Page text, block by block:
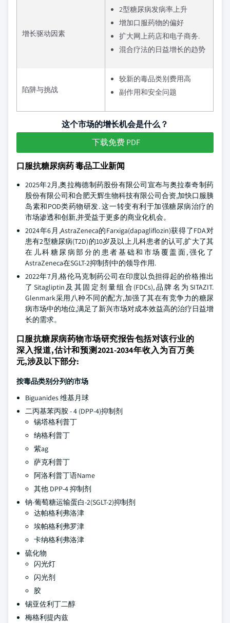
增长驱动因素
2型糖尿病发病率上升
增加口服药物的偏好
扩大网上药店和电子商务.
混合疗法的日益增长的趋势
陷阱与挑战
较新的毒品类别费用高
副作用和安全问题
这个市场的增长机会是什么？
下载免费 PDF
口服抗糖尿病药 毒品工业新闻
2025年2月,奥拉梅德制药股份有限公司宣布与奥拉泰奇制药
股份有限公司和合肥天辉生物科技有限公司合资,加快口服胰
岛素和POD类药物研发. 这一转变有利于加强糖尿病治疗的
市场渗透和创新,并受益于更多的商业化机会。
2024年6月,AstraZeneca的Farxiga(dapagliflozin)获得了FDA对
患有2型糖尿病(T2D)的10岁及以上儿科患者的认可,扩大了其
在儿科糖尿病部分的患者基础和市场覆盖面,强化了
AstraZeneca在SGLT-2抑制剂中的领导作用.
2022年7月,格伦马克制药公司在印度以负担得起的价格推出
了Sitagliptin及其固定剂量组合(FDCs),品牌名为SITAZIT.
Glenmark采用八种不同的配方,加强了其在有竞争力的糖尿
病市场中的地位,满足了新兴市场对成本效益高的治疗日益增
长的需求。
口服抗糖尿病药物市场研究报告包括对该行业的
深入报道,估计和预测2021-2034年收入为百万美
元,涉及以下部分:
按毒品类别分列的市场
Biguanides 维基月球
二丙基苯丙胺 - 4 (DPP-4)抑制剂
锡塔格利普丁
纳格利普丁
紫ag
萨克利普丁
阿洛利普丁语Name
其他 DPP-4 抑制剂
钠-葡萄糖运输蛋白-2(SGLT-2)抑制剂
达帕格利弗洛津
埃帕格利弗罗津
卡纳格利弗洛津
硫化物
闪光灯
闪光剂
胶
锡亚佐利丁二醇
梅格利提内兹